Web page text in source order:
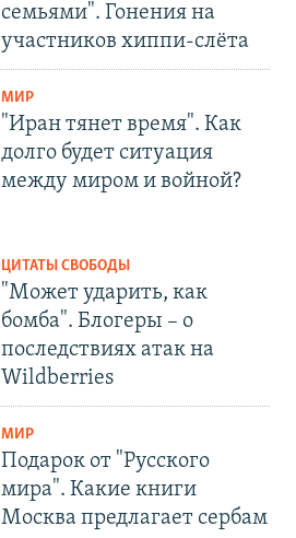
семьями". Гонения на
участников хиппи-слёта
МИР
"Иран тянет время". Как
долго будет ситуация
между миром и войной?
ЦИТАТЫ СВОБОДЫ
"Может ударить, как
бомба". Блогеры – о
последствиях атак на
Wildberries
МИР
Подарок от "Русского
мира". Какие книги
Москва предлагает сербам